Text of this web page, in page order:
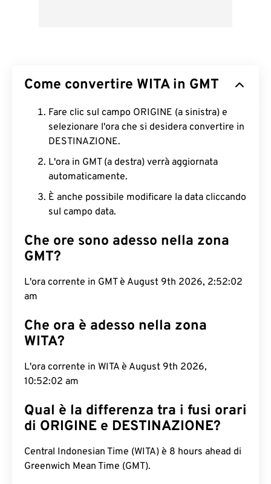
Come convertire WITA in GMT
Fare clic sul campo ORIGINE (a sinistra) e
selezionare l'ora che si desidera convertire in
DESTINAZIONE.
L'ora in GMT (a destra) verrà aggiornata
automaticamente.
È anche possibile modificare la data cliccando
sul campo data.
Che ore sono adesso nella zona
GMT?
L'ora corrente in GMT è August 9th 2026, 2:52:03
am
Che ora è adesso nella zona
WITA?
L'ora corrente in WITA è August 9th 2026,
10:52:03 am
Qual è la differenza tra i fusi orari
di ORIGINE e DESTINAZIONE?
Central Indonesian Time (WITA) è 8 hours ahead di
Greenwich Mean Time (GMT).